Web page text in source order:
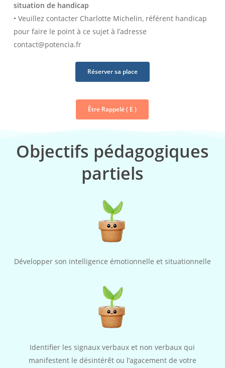
situation de handicap
• Veuillez contacter Charlotte Michelin, référent handicap
pour faire le point à ce sujet à l’adresse
contact@potencia.fr
Réserver sa place
Être Rappelé ( E )
Objectifs pédagogiques
partiels
Développer son intelligence émotionnelle et situationnelle
Identifier les signaux verbaux et non verbaux qui
manifestent le désintérêt ou l’agacement de votre